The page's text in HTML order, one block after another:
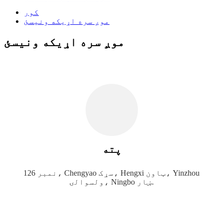
کور
موږ سره اړیکه ونیسئ
موږ سره اړیکه ونیسئ
پته
نمبر 126، Chengyao سړک، Hengxi ټاون، Yinzhou
ولسوالۍ، Ningbo ښار.